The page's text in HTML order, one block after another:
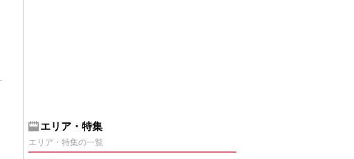
エリア・特集
エリア・特集の一覧